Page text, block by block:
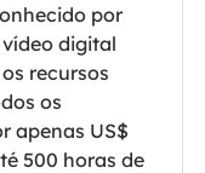
por
digital
recursos
os
apenas US$
500 horas de